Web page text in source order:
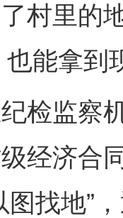
村里的
也能拿到
监察机
经济合
图找地”